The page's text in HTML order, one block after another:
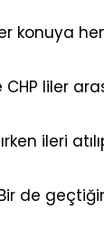
konuya
liler
ileri
de